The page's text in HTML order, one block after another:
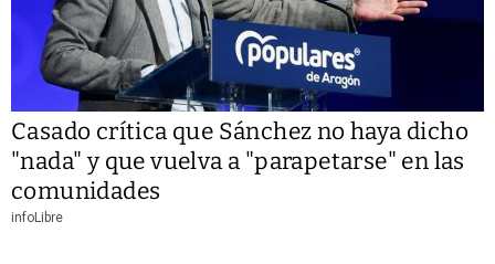
Casado crítica que Sánchez no haya dicho
"nada" y que vuelva a "parapetarse" en las
comunidades
infoLibre